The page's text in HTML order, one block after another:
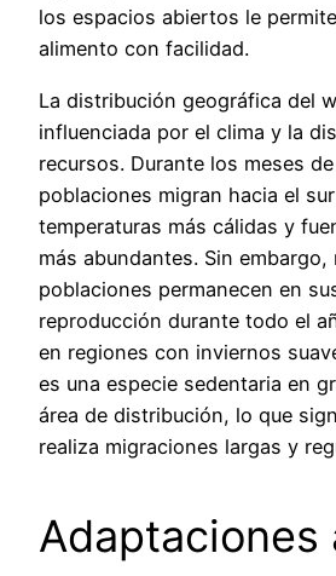
los espacios abiertos le
alimento con facilidad.
La distribución geográfica del
influenciada por el clima y la
recursos. Durante los meses
poblaciones migran hacia el
temperaturas más cálidas y
más abundantes. Sin embargo,
poblaciones permanecen en
reproducción durante todo el
en regiones con inviernos
es una especie sedentaria en
área de distribución, lo que
realiza migraciones largas y
Adaptaciones